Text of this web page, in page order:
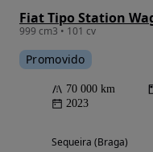
999 cm3 • 101 cv
Promovido
70 000 km
2023
Sequeira (Braga)